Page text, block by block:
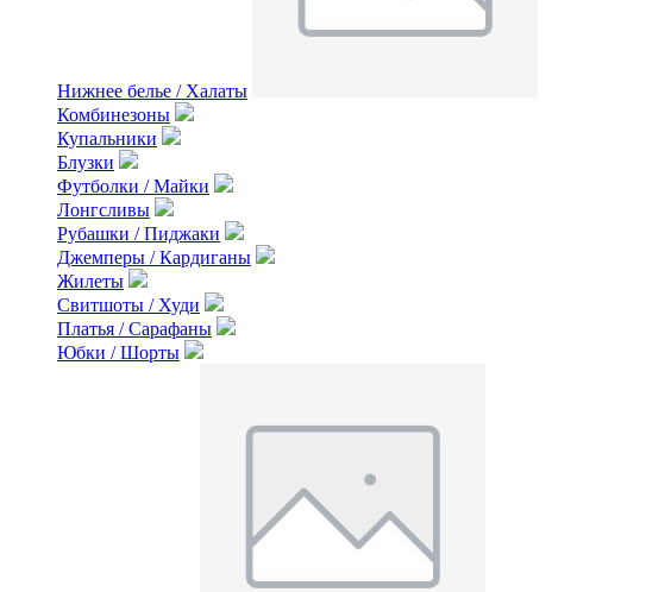
Нижнее белье / Халаты
Комбинезоны
Купальники
Блузки
Футболки / Майки
Лонгсливы
Рубашки / Пиджаки
Джемперы / Кардиганы
Жилеты
Свитшоты / Худи
Платья / Сарафаны
Юбки / Шорты